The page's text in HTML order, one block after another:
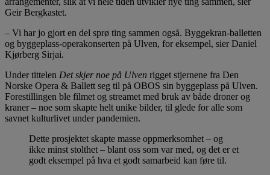
Geir Bergkastet.
– Vi har jo gjort en del sprø ting sammen også. Byggekran-balletten
og byggeplass-operakonserten på Ulven, for eksempel, sier Daniel
Kjørberg Sirjai.
Under tittelen Det skjer noe på Ulven rigget stjernene fra Den
Norske Opera & Ballett seg til på OBOS sin byggeplass på Ulven.
Forestillingen ble filmet og streamet med bruk av både droner og
kraner – noe som skapte helt unike bilder, til glede for alle som
savnet kulturlivet under pandemien.
Dette prosjektet skapte masse oppmerksomhet – og
ikke minst stolthet – blant oss som var med, og det er et
godt eksempel på hva et godt samarbeid kan føre til.